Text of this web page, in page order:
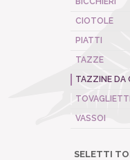
CIOTOLE
PIATTI
TAZZE
TAZZINE DA
VASSOI
SELETTI